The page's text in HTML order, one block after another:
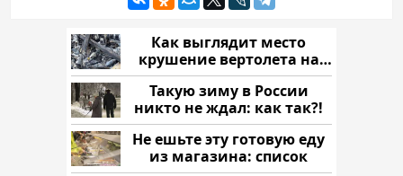
Как выглядит место
крушение вертолета на
Кавказе: смотреть
Такую зиму в России
никто не ждал: как так?!
Не ешьте эту готовую еду
из магазина: список